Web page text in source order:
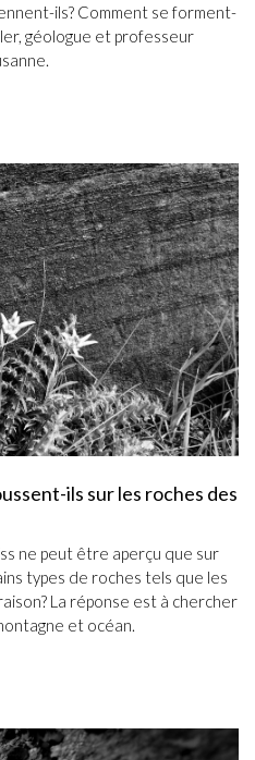
ils? Comment se forment-
géologue et professeur
ils sur les roches des
ne peut être aperçu que sur
types de roches tels que les
La réponse est à chercher
et océan.